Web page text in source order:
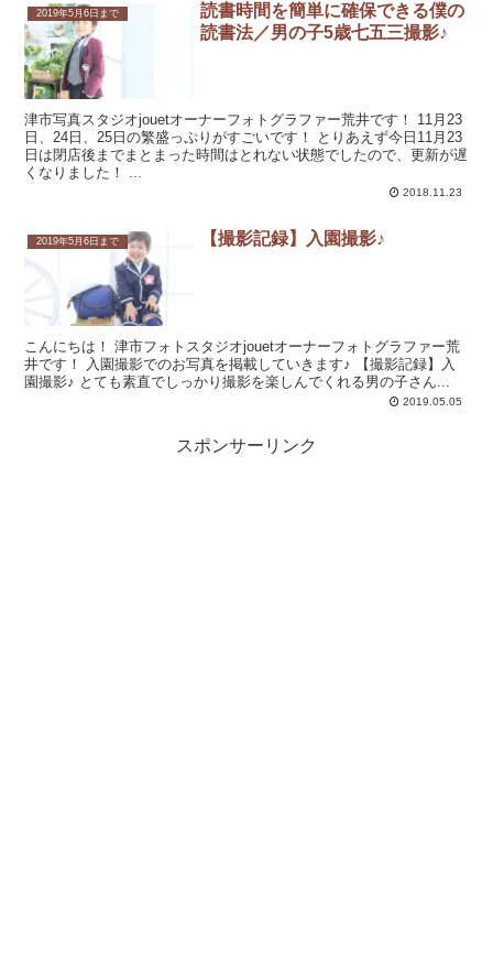
2019年5月6日まで
読書時間を簡単に確保できる僕の
読書法／男の子5歳七五三撮影♪
津市写真スタジオjouetオーナーフォトグラファー荒井です！ 11月23
日、24日、25日の繁盛っぷりがすごいです！ とりあえず今日11月23
日は閉店後までまとまった時間はとれない状態でしたので、更新が遅
くなりました！ ...
2018.11.23
2019年5月6日まで 【撮影記録】入園撮影♪
こんにちは！ 津市フォトスタジオjouetオーナーフォトグラファー荒
井です！ 入園撮影でのお写真を掲載していきます♪ 【撮影記録】入
園撮影♪ とても素直でしっかり撮影を楽しんでくれる男の子さん...
2019.05.05
スポンサーリンク